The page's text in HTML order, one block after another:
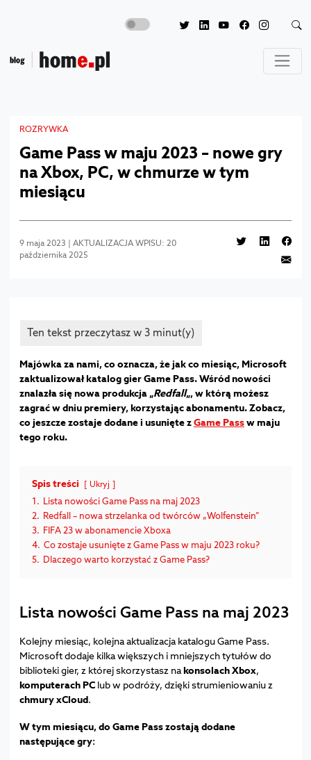
ROZRYWKA
Game Pass w maju 2023 – nowe gry
na Xbox, PC, w chmurze w tym
miesiącu
9 maja 2023 | AKTUALIZACJA WPISU: 20
października 2025
Majówka za nami, co oznacza, że jak co miesiąc, Microsoft
zaktualizował katalog gier Game Pass. Wśród nowości
znalazła się nowa produkcja „Redfall„, w którą możesz
zagrać w dniu premiery, korzystając abonamentu. Zobacz,
co jeszcze zostaje dodane i usunięte zGame Passw maju
tego roku.
Spis treści Ukryj
1. Lista nowości Game Pass na maj 2023
2. Redfall – nowa strzelanka od twórców „Wolfenstein”
3. FIFA 23 w abonamencie Xboxa
4. Co zostaje usunięte z Game Pass w maju 2023 roku?
5. Dlaczego warto korzystać z Game Pass?
Lista nowości Game Pass na maj 2023
Kolejny miesiąc, kolejna aktualizacja katalogu Game Pass.
Microsoft dodaje kilka większych i mniejszych tytułów do
biblioteki gier, z której skorzystasz nakonsolach Xbox,
komputerach PClub w podróży, dzięki strumieniowaniu z
chmury xCloud.
W tym miesiącu, do Game Pass zostają dodane
następujące gry: